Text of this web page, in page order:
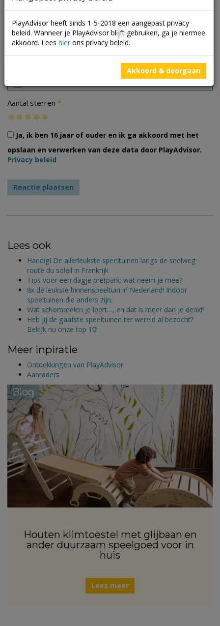
Aantal sterren *
Ja, ik ben 16 jaar of ouder en ik ga akkoord met het
opslaan en verwerken van deze data door PlayAdvisor.
Privacy beleid
Lees ook
Handig! De allerleukste speeltuinen langs de snelweg
route du soleil in Frankrijk
Tips voor een dagje pretpark; wat neem je mee?
8x de leukste binnenspeeltuin in Nederland! Indoor
speeltuinen die anders zijn.
Wat schommelen je leert…, en dat is meer dan je denkt!
Heb jij de gaafste speeltuinen ter wereld al bezocht?
Bekijk nu onze top 10!
Meer inpiratie
Ontdekkingen van PlayAdvisor
Aanraders
Blog
Houten klimtoestel met glijbaan en
ander duurzaam speelgoed voor in
huis
Lees meer
PlayAdvisor heeft sinds 1-5-2018 een aangepast privacy
beleid. Wanneer je PlayAdvisor blijft gebruiken, ga je hiermee
akkoord. Lees hier ons privacy beleid.
Akkoord & doorgaan